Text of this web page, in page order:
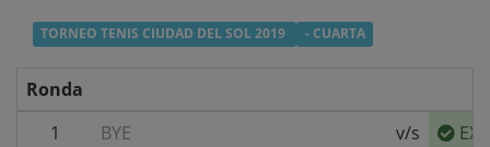
TORNEO TENIS CIUDAD DEL SOL 2019 - CUARTA
Ronda
1
BYE v/s